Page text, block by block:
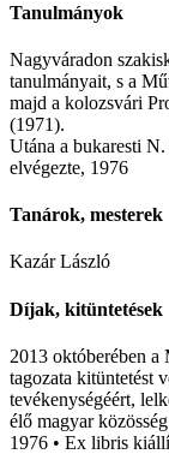
Tanulmányok
Nagyváradon
tanulmányait, s a
majd a kolozsvári
(1971).
Utána a bukaresti
elvégezte, 1976
Tanárok, mesterek
Kazár László
Díjak, kitüntetések
2013 októberében a
tagozata kitüntetést
tevékenységéért,
élő magyar
1976 • Ex libris